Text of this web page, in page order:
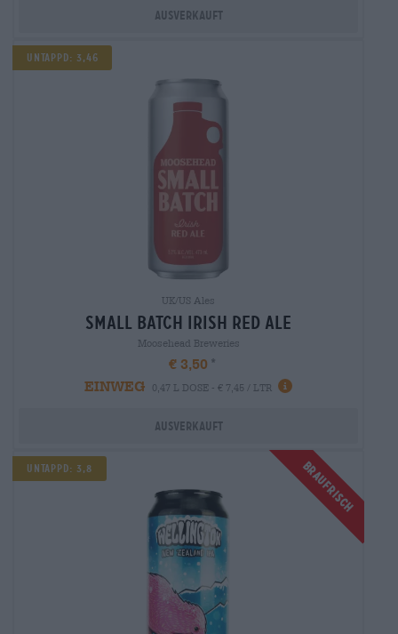
Ausverkauft
Untappd: 3,46
UK/US Ales
small batch irish red ale
Moosehead Breweries
€ 3,50
EINWEG
0,47 L DOSE - € 7,45 / LTR
Ausverkauft
Braufrisch
Untappd: 3,8